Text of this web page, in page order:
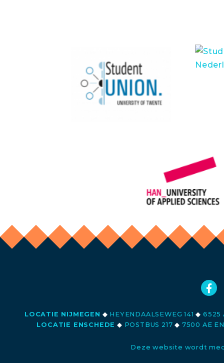
LOCATIE NIJMEGEN ◆ HEYENDAALSEWEG 141◆ 6525
LOCATIE ENSCHEDE ◆ POSTBUS 217◆ 7500 AE
Deze website wordt